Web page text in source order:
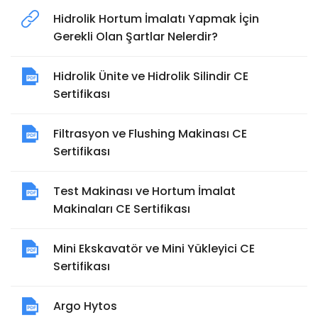
Hidrolik Hortum İmalatı Yapmak İçin
Gerekli Olan Şartlar Nelerdir?
Hidrolik Ünite ve Hidrolik Silindir CE
Sertifikası
Filtrasyon ve Flushing Makinası CE
Sertifikası
Test Makinası ve Hortum İmalat
Makinaları CE Sertifikası
Mini Ekskavatör ve Mini Yükleyici CE
Sertifikası
Argo Hytos